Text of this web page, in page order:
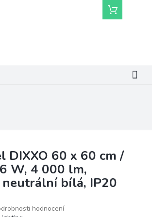
Nákupní
košík
DIXXO 60 x 60 cm /
W, 4 000 lm,
neutrální bílá, IP20
hodnocení